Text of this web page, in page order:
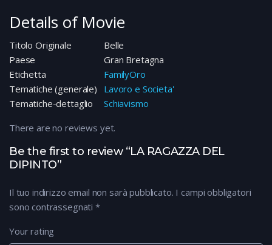
Details of Movie
Titolo Originale
Belle
Paese
Gran Bretagna
Etichetta
FamilyOro
Tematiche (generale)
Lavoro e Societa'
Tematiche-dettaglio
Schiavismo
Be the first to review “LA RAGAZZA DEL
DIPINTO”
Il tuo indirizzo email non sarà pubblicato. I campi obbligatori
sono contrassegnati *
Your rating
There are no reviews yet.